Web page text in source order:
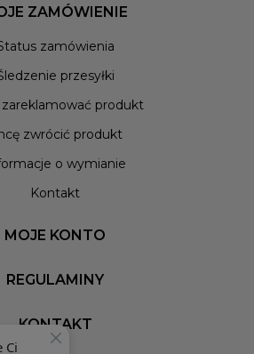
ZAMÓWIENIE
zamówienia
przesyłki
zareklamować produkt
zwrócić produkt
o wymianie
Kontakt
MOJE KONTO
REGULAMINY
KONTAKT